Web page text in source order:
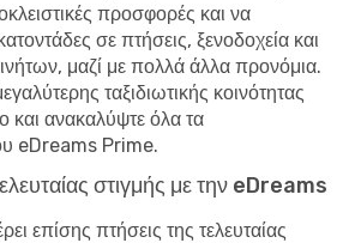
προσφορές και να
σε πτήσεις, ξενοδοχεία και
μαζί με πολλά άλλα προνόμια.
ταξιδιωτικής κοινότητας
και ανακαλύψτε όλα τα
eDreams Prime.
στιγμής με την eDreams
επίσης πτήσεις της τελευταίας